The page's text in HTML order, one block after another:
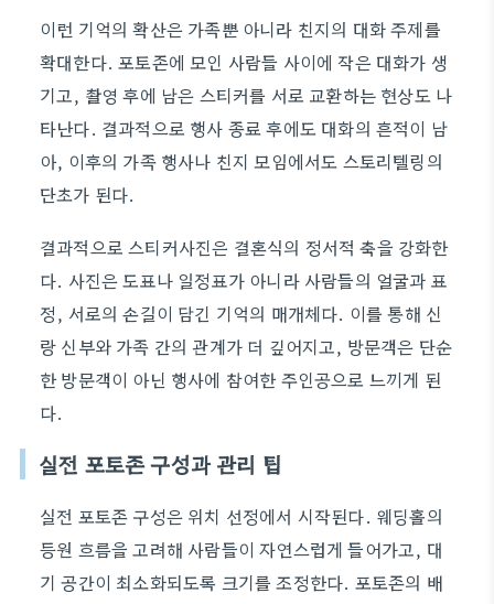
이런 기억의 확산은 가족뿐 아니라 친지의 대화 주제를
확대한다. 포토존에 모인 사람들 사이에 작은 대화가 생
기고, 촬영 후에 남은 스티커를 서로 교환하는 현상도 나
타난다. 결과적으로 행사 종료 후에도 대화의 흔적이 남
아, 이후의 가족 행사나 친지 모임에서도 스토리텔링의
단초가 된다.
결과적으로 스티커사진은 결혼식의 정서적 축을 강화한
다. 사진은 도표나 일정표가 아니라 사람들의 얼굴과 표
정, 서로의 손길이 담긴 기억의 매개체다. 이를 통해 신
랑 신부와 가족 간의 관계가 더 깊어지고, 방문객은 단순
한 방문객이 아닌 행사에 참여한 주인공으로 느끼게 된
다.
실전 포토존 구성과 관리 팁
실전 포토존 구성은 위치 선정에서 시작된다. 웨딩홀의
등원 흐름을 고려해 사람들이 자연스럽게 들어가고, 대
기 공간이 최소화되도록 크기를 조정한다. 포토존의 배